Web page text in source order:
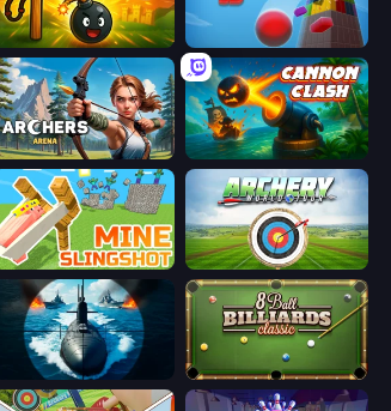
Slingshot Fortress Tower Crash 3D
Archers Arena Cannon Clash
Mine Slingshot Archery World Tour
Ships Battlefield 3D 8 Ball Billiards Classic